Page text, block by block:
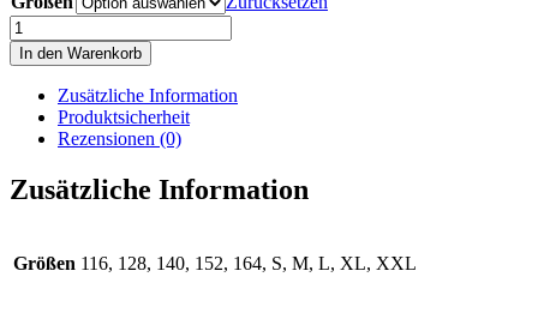
adidas
Team
Base
Layer
Schwarz
Menge
In den Warenkorb
Zusätzliche Information
Produktsicherheit
Rezensionen (0)
Zusätzliche Information
Größen 116, 128, 140, 152, 164, S, M, L, XL, XXL